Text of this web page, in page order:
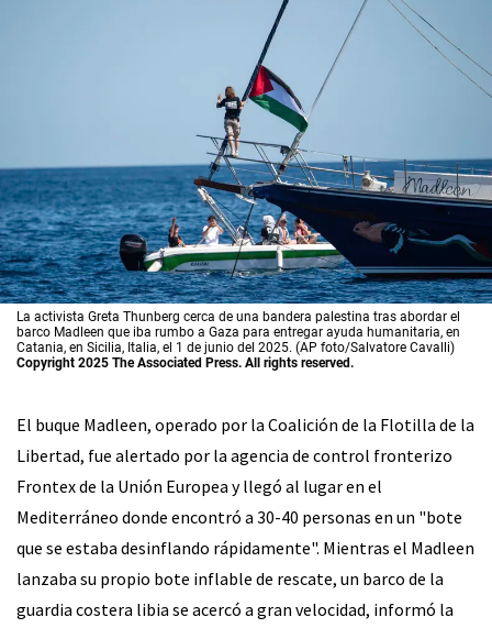
La activista Greta Thunberg cerca de una bandera palestina tras abordar el
barco Madleen que iba rumbo a Gaza para entregar ayuda humanitaria, en
Catania, en Sicilia, Italia, el 1 de junio del 2025. (AP foto/Salvatore Cavalli)
Copyright 2025 The Associated Press. All rights reserved.
El buque Madleen, operado por la Coalición de la Flotilla de la
Libertad, fue alertado por la agencia de control fronterizo
Frontex de la Unión Europea y llegó al lugar en el
Mediterráneo donde encontró a 30-40 personas en un "bote
que se estaba desinflando rápidamente". Mientras el Madleen
lanzaba su propio bote inflable de rescate, un barco de la
guardia costera libia se acercó a gran velocidad, informó la